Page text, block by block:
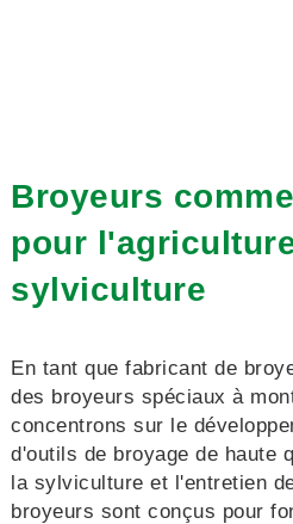
Broyeurs
pour
sylviculture
En tant que fabricant de
des broyeurs spéciaux à
concentrons sur le
d'outils de broyage de haute
la sylviculture et l'entretien
broyeurs sont conçus pour